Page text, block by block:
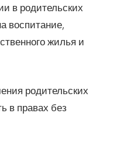
в родительских
воспитание,
жилья и
родительских
в правах без